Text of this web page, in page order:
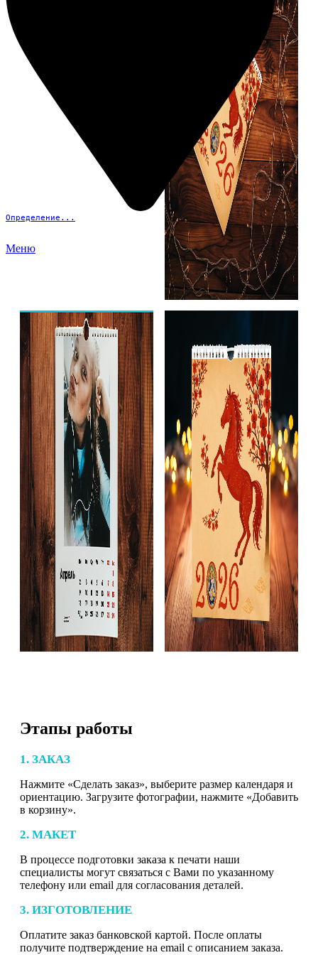
Определение...
Меню
Этапы работы
1. ЗАКАЗ
Нажмите «Сделать заказ», выберите размер календаря и
ориентацию. Загрузите фотографии, нажмите «Добавить
в корзину».
2. МАКЕТ
В процессе подготовки заказа к печати наши
специалисты могут связаться с Вами по указанному
телефону или email для согласования деталей.
3. ИЗГОТОВЛЕНИЕ
Оплатите заказ банковской картой. После оплаты
получите подтверждение на email с описанием заказа.